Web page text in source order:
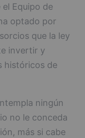
Equipo de
optado por
que la ley
invertir y
históricos de
ningún
no le conceda
más si cabe